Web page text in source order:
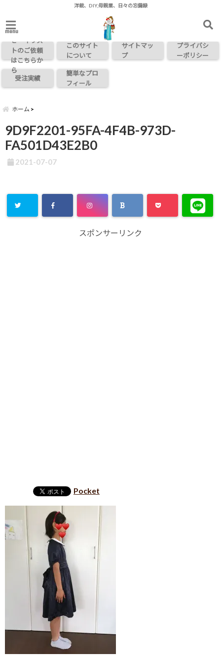
洋裁、DIY,母親業、日々の忘備録
menuお問い合わ
せ・イラス
トのご依頼
はこちらか
ら
このサイト
について
サイトマッ
プ
プライバシ
ーポリシー
受注実績
簡単なプロ
フィール
ホーム
9D9F2201-95FA-4F4B-973D-
FA501D43E2B0
2021-07-07
スポンサーリンク
Pocket